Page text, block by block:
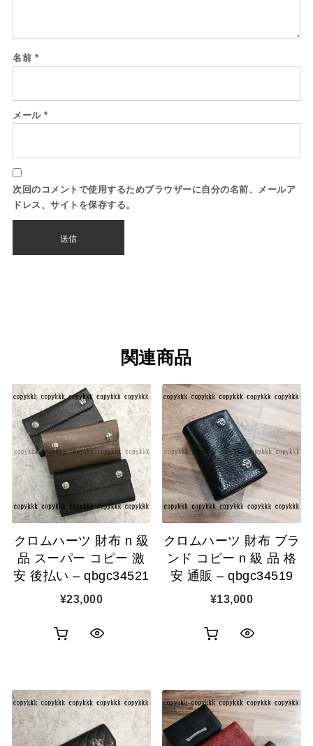
名前 *
メール*
次回のコメントで使用するためブラウザーに自分の名前、メールア
ドレス、サイトを保存する。
関連商品
クロムハーツ 財布 n 級
品 スーパー コピー 激
安 後払い – qbgc34521
¥23,000
クロムハーツ 財布 ブラ
ンド コピー n 級 品 格
安 通販 – qbgc34519
¥13,000